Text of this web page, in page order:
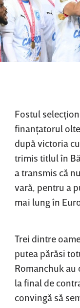
Fostul
finanţatorul
după victoria
trimis titlul în
a transmis că
vară, pentru a
mai lung în
Trei dintre
putea părăsi
Romanchuk au
la final de
convingă să